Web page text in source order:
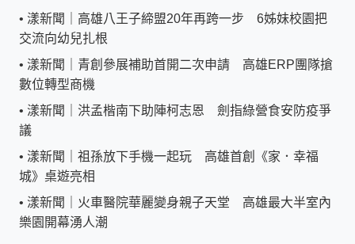
• 漾新聞｜高雄八王子締盟20年再跨一步 6姊妹校園把
交流向幼兒扎根
• 漾新聞｜青創參展補助首開二次申請 高雄ERP團隊搶
數位轉型商機
• 漾新聞｜洪孟楷南下助陣柯志恩 劍指綠營食安防疫爭
議
• 漾新聞｜祖孫放下手機一起玩 高雄首創《家．幸福
城》桌遊亮相
• 漾新聞｜火車醫院華麗變身親子天堂 高雄最大半室內
樂園開幕湧人潮